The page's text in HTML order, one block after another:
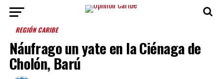
REGIÓN CARIBE
Náufrago un yate en la Ciénaga de
Cholón, Barú